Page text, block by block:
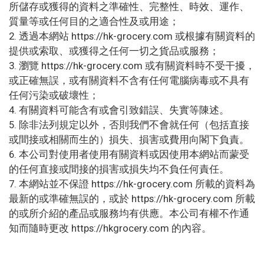
所儲存或獲得的資料之準確性、完整性、時效、運作、
質量等或任何目的之適合性及或用途；
2. 透過本網站 https://hk-grocery.com 或根據有關資料的
提供或索取、或獲得之任何一切之貨品或服務；
3. 瀏覽 https://hk-grocery.com 或有關資料時不受干擾，
或正確無誤，或有關資料不含有任何電腦病毒或不具有
任何污染或破壞性；
4. 有關資料可能含有或會引致錯誤、失實等陳述。
5. 除非法列規定以外，否則我們不會就任何（包括直接
或間接或相關而生的）損失、損害或費用向閣下負責。
6. 本公司對使用者使用有關資料或因使用本網站而蒙受
的任何直接或間接的損害或損失均不負任何責任。
7. 本網站並不保證 https://hk-grocery.com 所載的資料為
最新的或準確無誤的，或於 https://hk-grocery.com 所載
的或所介紹的產品或服務均有供應。本公司有權不作通
知而隨時更改 https://hkgrocery.com 的內容。